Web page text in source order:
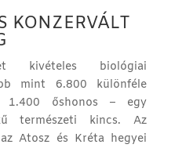
KONZERVÁLT
kivételes biológiai
mint 6.800 különféle
1.400 őshonos – egy
természeti kincs. Az
Atosz és Kréta hegyei